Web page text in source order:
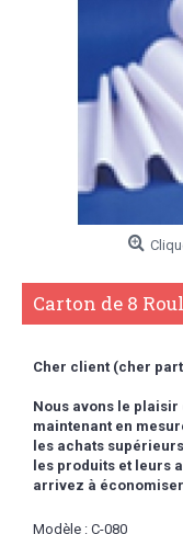
Cher client (cher
Nous avons le
maintenant en
les achats
les produits et leurs
arrivez à
Modèle : C-080